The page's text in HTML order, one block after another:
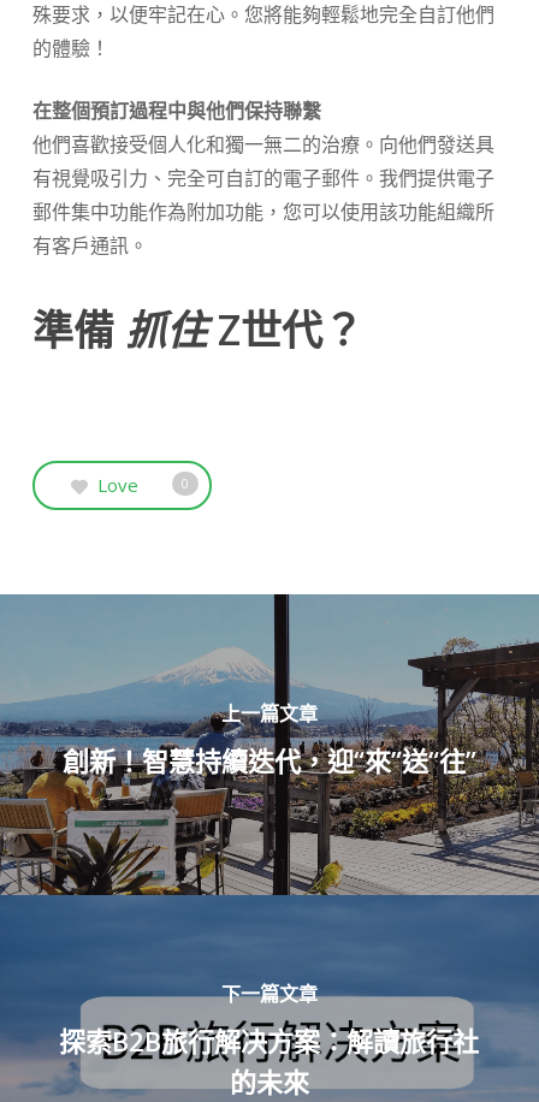
殊要求，以便牢記在心。您將能夠輕鬆地完全自訂他們
的體驗！
在整個預訂過程中與他們保持聯繫
他們喜歡接受個人化和獨一無二的治療。向他們發送具
有視覺吸引力、完全可自訂的電子郵件。我們提供電子
郵件集中功能作為附加功能，您可以使用該功能組織所
有客戶通訊。
準備 抓住Z世代？
Love 0
上一篇文章
創新！智慧持續迭代，迎“來”送“往”
下一篇文章
探索B2B旅行解决方案：解讀旅行社
的未來